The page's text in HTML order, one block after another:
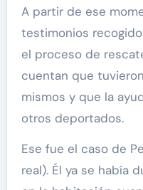
A partir de ese
testimonios
el proceso de
cuentan que
mismos y que la
otros deportados.
Ese fue el caso de
real). Él ya se había